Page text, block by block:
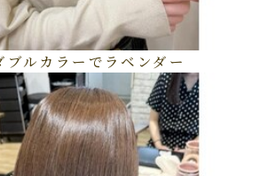
ブルカラーでラベンダー